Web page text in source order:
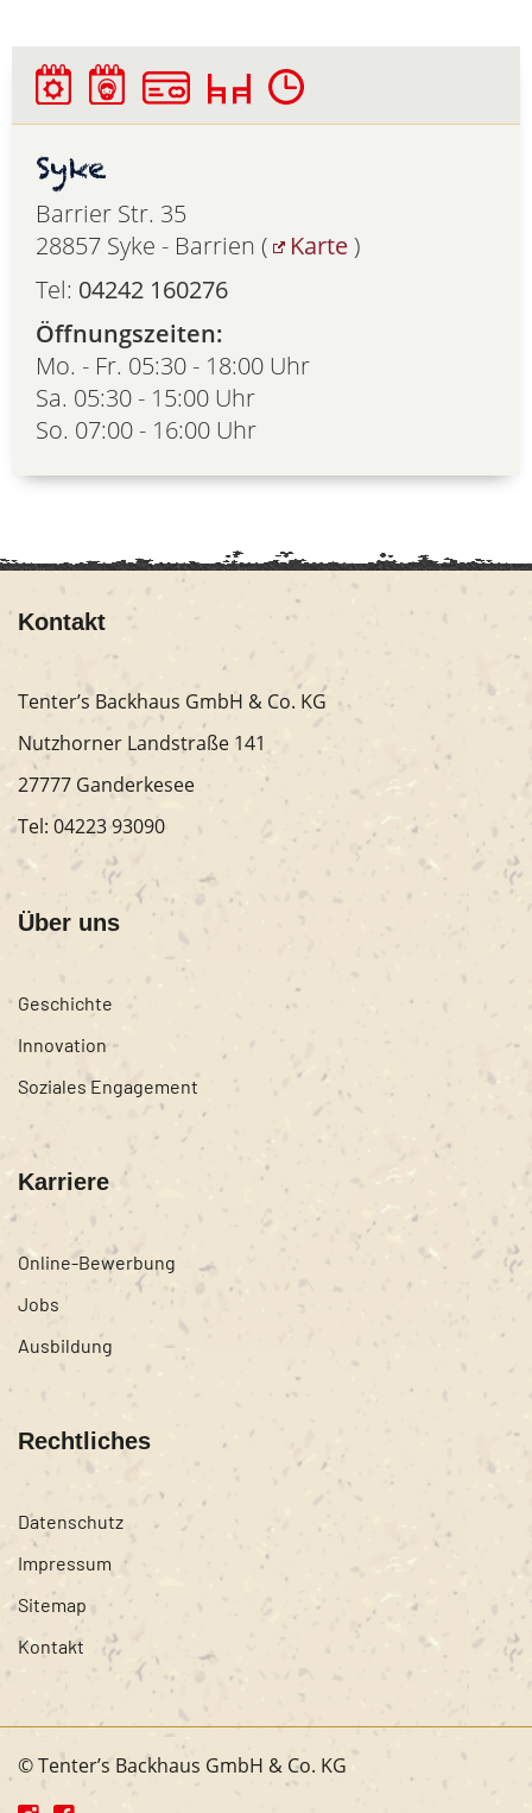
Syke
Barrier Str. 35
28857 Syke - Barrien (
Karte )
Tel: 04242 160276
Öffnungszeiten:
Mo. - Fr. 05:30 - 18:00 Uhr
Sa. 05:30 - 15:00 Uhr
So. 07:00 - 16:00 Uhr
Kontakt
Tenter’s Backhaus GmbH & Co. KG
Nutzhorner Landstraße 141
27777 Ganderkesee
Tel: 04223 93090
Über uns
Geschichte
Innovation
Soziales Engagement
Karriere
Online-Bewerbung
Jobs
Ausbildung
Rechtliches
Datenschutz
Impressum
Sitemap
Kontakt
© Tenter’s Backhaus GmbH & Co. KG